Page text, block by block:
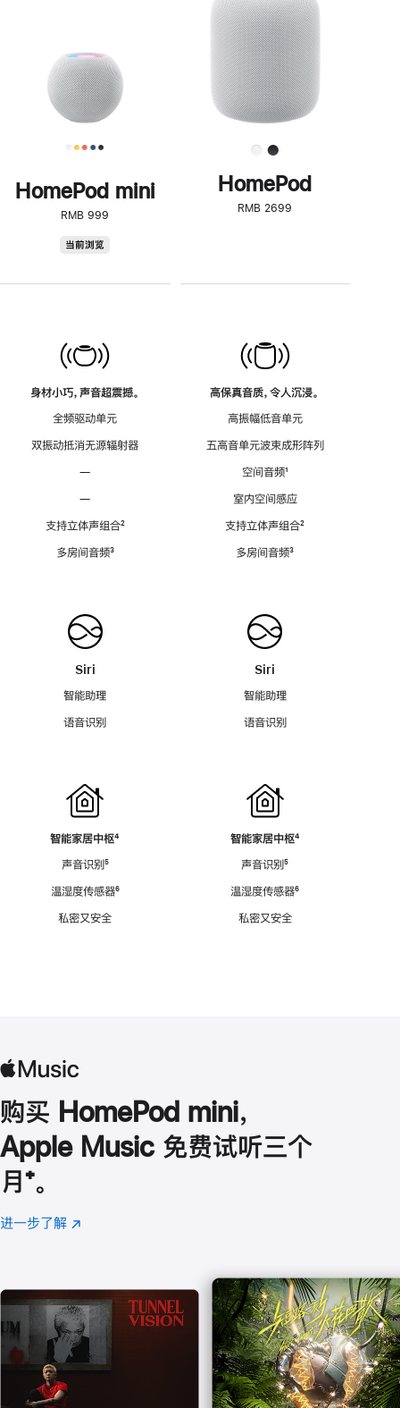
HomePod mini
RMB 999
当前浏览
身材小巧，声音超震撼。
全频驱动单元
双振动抵消无源辐射器
—
—
支持立体声组合脚
²
多房间音频脚
³
Siri
智能助理
语音识别
智能家居中枢脚
⁴
声音识别脚
⁵
温湿度传感器脚
⁶
私密又安全
了
解
HomePod<
HomePod
RMB 2699
高保真音质，令人沉浸。
高振幅低音单元
五高音单元波束成形阵列
空间音频脚
¹
室内空间感应
支持立体声组合脚
²
多房间音频脚
³
Siri
智能助理
语音识别
智能家居中枢脚
⁴
声音识别脚
⁵
温湿度传感器脚
⁶
私密又安全
购买 HomePod mini，
Apple Music 免费试听三个
月 脚
注
⁺。
进一步了解 Apple
(在
口
中
打
开)